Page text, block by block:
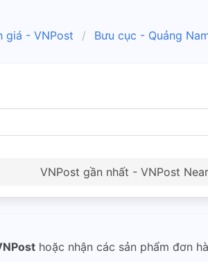
giá - VNPost Bưu cục - Quảng
VNPost gần nhất - VNPost
hoặc nhận các sản phẩm đơn